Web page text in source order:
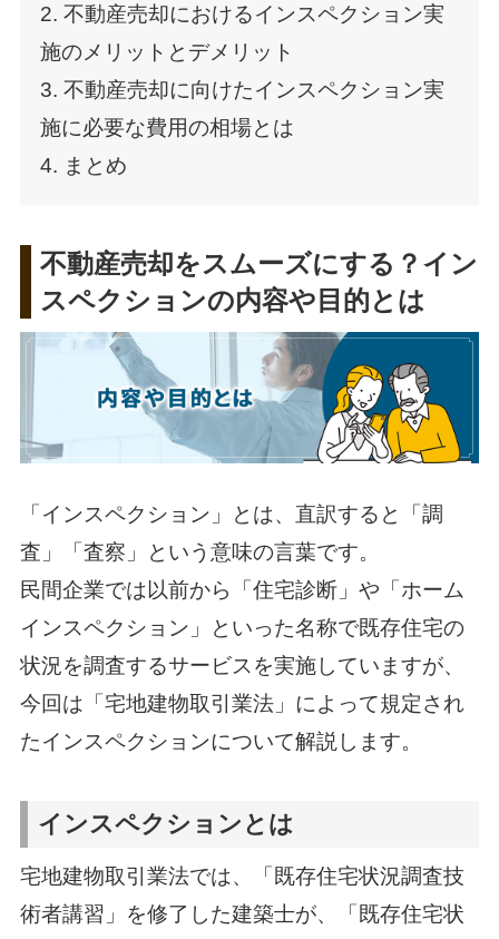
2. 不動産売却におけるインスペクション実
施のメリットとデメリット
3. 不動産売却に向けたインスペクション実
施に必要な費用の相場とは
4. まとめ
不動産売却をスムーズにする？イン
スペクションの内容や目的とは
「インスペクション」とは、直訳すると「調
査」「査察」という意味の言葉です。
民間企業では以前から「住宅診断」や「ホーム
インスペクション」といった名称で既存住宅の
状況を調査するサービスを実施していますが、
今回は「宅地建物取引業法」によって規定され
たインスペクションについて解説します。
インスペクションとは
宅地建物取引業法では、「既存住宅状況調査技
術者講習」を修了した建築士が、「既存住宅状